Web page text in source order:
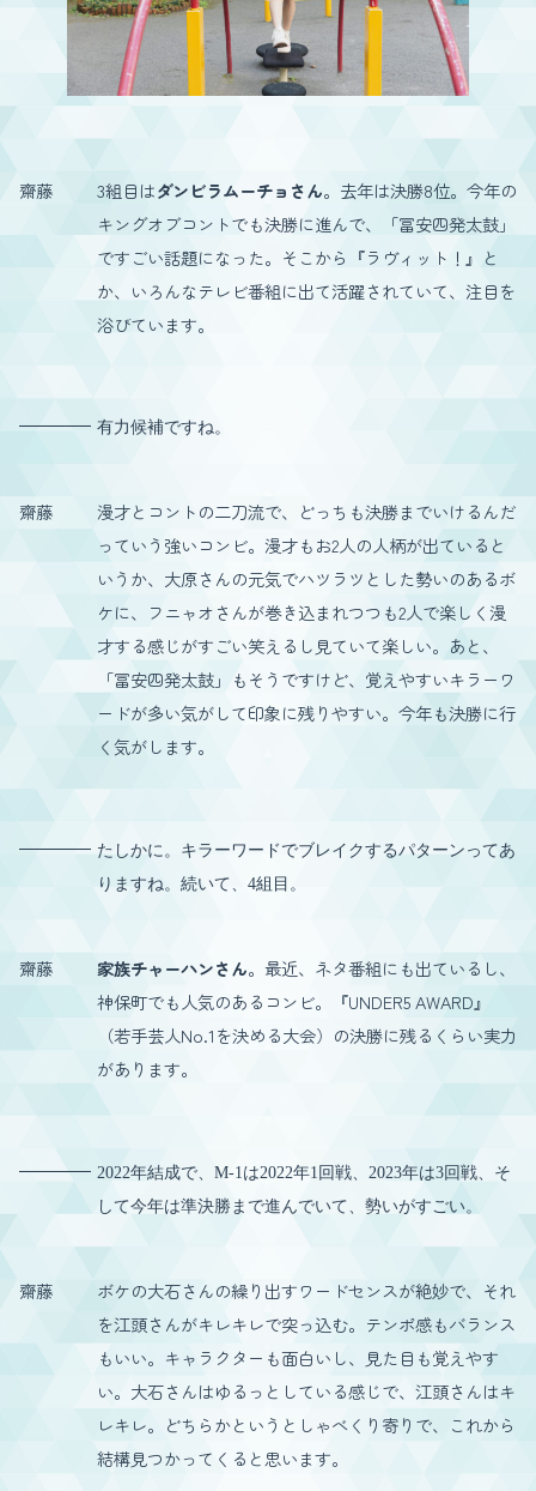
齋藤 3組目はダンビラムーチョさん。去年は決勝8位。今年の
キングオブコントでも決勝に進んで、「冨安四発太鼓」
ですごい話題になった。そこから『ラヴィット！』と
か、いろんなテレビ番組に出て活躍されていて、注目を
浴びています。
有力候補ですね。
齋藤
漫才とコントの二刀流で、どっちも決勝までいけるんだ
っていう強いコンビ。漫才もお2人の人柄が出ていると
いうか、大原さんの元気でハツラツとした勢いのあるボ
ケに、フニャオさんが巻き込まれつつも2人で楽しく漫
才する感じがすごい笑えるし見ていて楽しい。あと、
「冨安四発太鼓」もそうですけど、覚えやすいキラーワ
ードが多い気がして印象に残りやすい。今年も決勝に行
く気がします。
たしかに。キラーワードでブレイクするパターンってあ
りますね。続いて、4組目。
齋藤 家族チャーハンさん。最近、ネタ番組にも出ているし、
神保町でも人気のあるコンビ。『UNDER5 AWARD』
（若手芸人No.1を決める大会）の決勝に残るくらい実力
があります。
2022年結成で、M-1は2022年1回戦、2023年は3回戦、そ
して今年は準決勝まで進んでいて、勢いがすごい。
齋藤
ボケの大石さんの繰り出すワードセンスが絶妙で、それ
を江頭さんがキレキレで突っ込む。テンポ感もバランス
もいい。キャラクターも面白いし、見た目も覚えやす
い。大石さんはゆるっとしている感じで、江頭さんはキ
レキレ。どちらかというとしゃべくり寄りで、これから
結構見つかってくると思います。